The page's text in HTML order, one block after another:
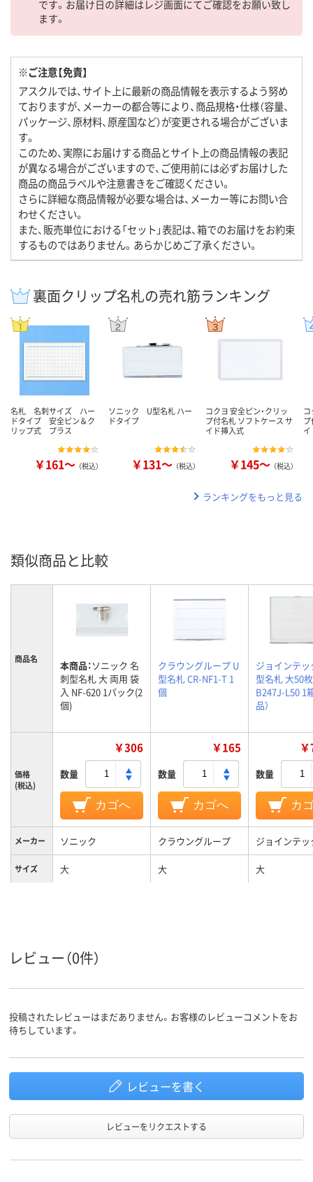
です。お届け日の詳細はレジ画面にてご確認をお願い致し
ます。
※ご注意【免責】
アスクルでは、サイト上に最新の商品情報を表示するよう努め
ておりますが、メーカーの都合等により、商品規格・仕様（容量、
パッケージ、原材料、原産国など）が変更される場合がございま
す。
このため、実際にお届けする商品とサイト上の商品情報の表記
が異なる場合がございますので、ご使用前には必ずお届けした
商品の商品ラベルや注意書きをご確認ください。
さらに詳細な商品情報が必要な場合は、メーカー等にお問い合
わせください。
また、販売単位における「セット」表記は、箱でのお届けをお約束
するものではありません。あらかじめご了承ください。
裏面クリップ名札の売れ筋ランキング
名札 名刺サイズ ハー
ドタイプ 安全ピン＆ク
リップ式 プラス
￥161～ （税込）
ソニック U型名札 ハー
ドタイプ
￥131～ （税込）
コクヨ 安全ピン・クリッ
プ付名札 ソフトケース サ
イド挿入式
￥145～ （税込）
コ
ランキングをもっと見る
類似商品と比較
商品名 本商品：ソニック 名
刺型名札 大 両用 袋
入 NF-620 1パック(2
個)
クラウングループ U
型名札 CR-NF1-T 1
個
ジョインテッ
型名札 大50枚
B247J-L50 1
品）
価格
(税込)
￥306
数量
カゴへ
￥165
数量
カゴへ
数量
カ
メーカー ソニック クラウングループ ジョインテッ
サイズ 大 大 大
レビュー（0件）
投稿されたレビューはまだありません。お客様のレビューコメントをお
待ちしています。
レビューを書く
レビューをリクエストする